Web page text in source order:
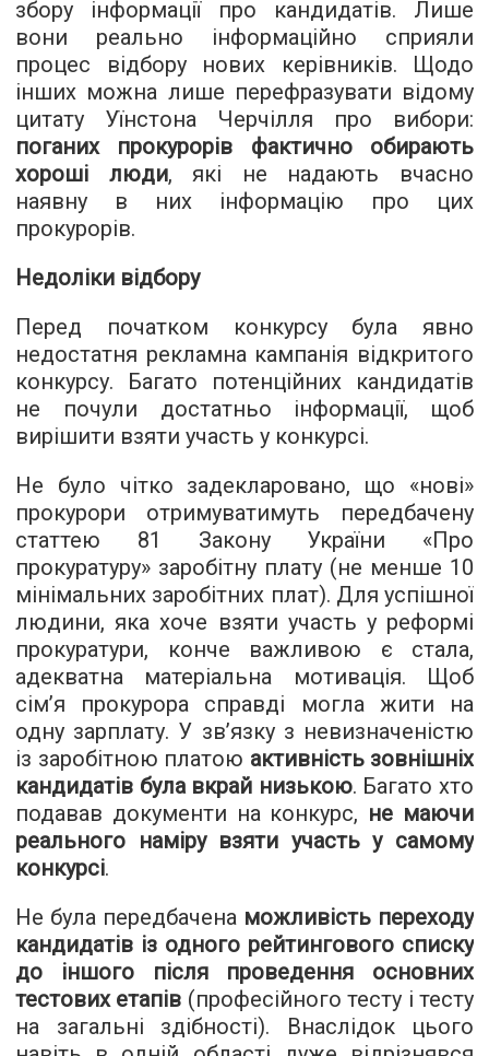
збору інформації про кандидатів. Лише
вони реально інформаційно сприяли
процес відбору нових керівників. Щодо
інших можна лише перефразувати відому
цитату Уїнстона Черчілля про вибори:
поганих прокурорів фактично обирають
хороші люди, які не надають вчасно
наявну в них інформацію про цих
прокурорів.
Недоліки відбору
Перед початком конкурсу була явно
недостатня рекламна кампанія відкритого
конкурсу. Багато потенційних кандидатів
не почули достатньо інформації, щоб
вирішити взяти участь у конкурсі.
Не було чітко задекларовано, що «нові»
прокурори отримуватимуть передбачену
статтею 81 Закону України «Про
прокуратуру» заробітну плату (не менше 10
мінімальних заробітних плат). Для успішної
людини, яка хоче взяти участь у реформі
прокуратури, конче важливою є стала,
адекватна матеріальна мотивація. Щоб
сім’я прокурора справді могла жити на
одну зарплату. У зв’язку з невизначеністю
із заробітною платою активність зовнішніх
кандидатів була вкрай низькою. Багато хто
подавав документи на конкурс, не маючи
реального наміру взяти участь у самому
конкурсі.
Не була передбачена можливість переходу
кандидатів із одного рейтингового списку
до іншого після проведення основних
тестових етапів (професійного тесту і тесту
на загальні здібності). Внаслідок цього